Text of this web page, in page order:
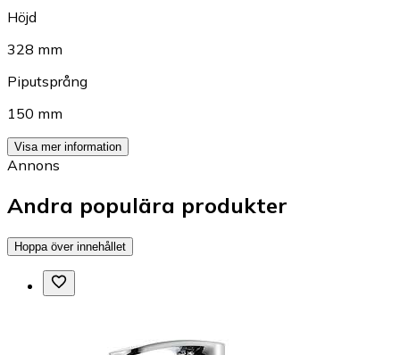
Höjd
328 mm
Piputsprång
150 mm
Visa mer information
Annons
Andra populära produkter
Hoppa över innehållet